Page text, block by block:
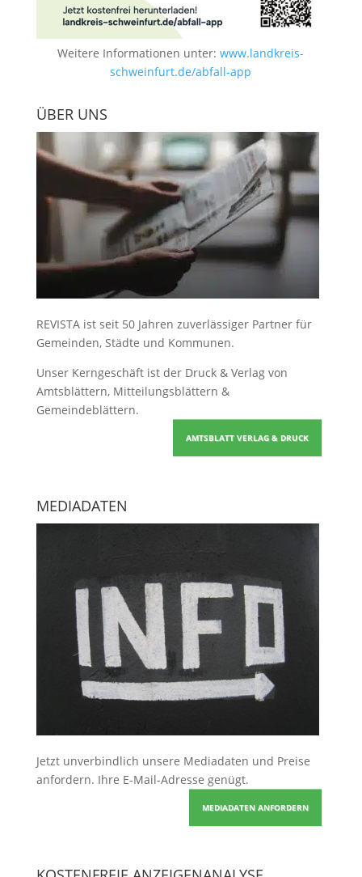
Weitere Informationen unter:www.landkreis-
schweinfurt.de/abfall-app
ÜBER UNS
REVISTA ist seit 50 Jahren zuverlässiger Partner für
Gemeinden, Städte und Kommunen.
Unser Kerngeschäft ist der Druck & Verlag von
Amtsblättern, Mitteilungsblättern &
Gemeindeblättern.
AMTSBLATT VERLAG & DRUCK
MEDIADATEN
Jetzt unverbindlich unsere Mediadaten und Preise
anfordern. Ihre E-Mail-Adresse genügt.
MEDIADATEN ANFORDERN